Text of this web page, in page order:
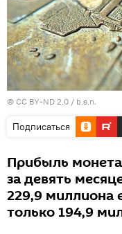
© CC BY-ND 2.0 / b.e.n.
Подписаться
Прибыль
за девять
229,9 миллиона
только 194,9